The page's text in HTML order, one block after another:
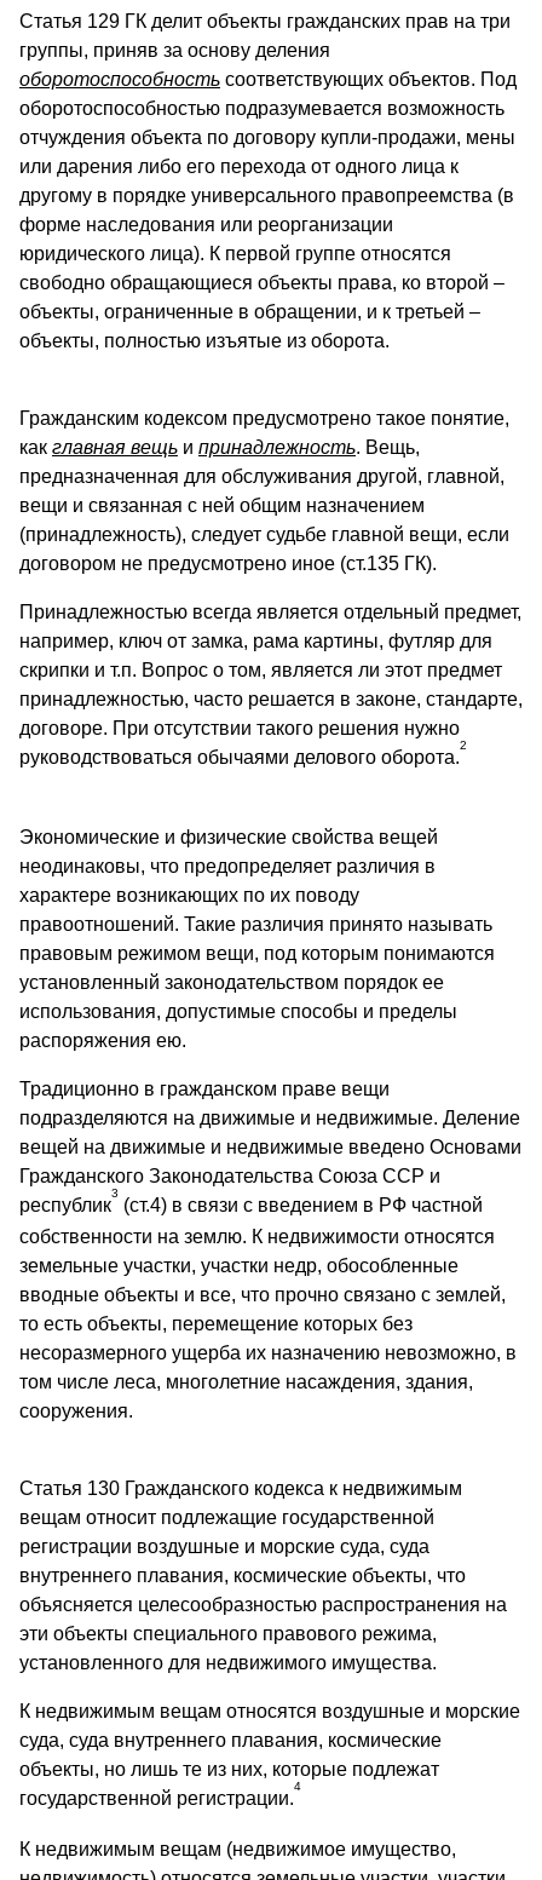
Статья 129 ГК делит объекты гражданских прав на три
группы, приняв за основу деления
оборотоспособность соответствующих объектов. Под
оборотоспособностью подразумевается возможность
отчуждения объекта по договору купли-продажи, мены
или дарения либо его перехода от одного лица к
другому в порядке универсального правопреемства (в
форме наследования или реорганизации
юридического лица). К первой группе относятся
свободно обращающиеся объекты права, ко второй –
объекты, ограниченные в обращении, и к третьей –
объекты, полностью изъятые из оборота.
Гражданским кодексом предусмотрено такое понятие,
как главная вещь и принадлежность. Вещь,
предназначенная для обслуживания другой, главной,
вещи и связанная с ней общим назначением
(принадлежность), следует судьбе главной вещи, если
договором не предусмотрено иное (ст.135 ГК).
Принадлежностью всегда является отдельный предмет,
например, ключ от замка, рама картины, футляр для
скрипки и т.п. Вопрос о том, является ли этот предмет
принадлежностью, часто решается в законе, стандарте,
договоре. При отсутствии такого решения нужно
руководствоваться обычаями делового оборота.
2
Экономические и физические свойства вещей
неодинаковы, что предопределяет различия в
характере возникающих по их поводу
правоотношений. Такие различия принято называть
правовым режимом вещи, под которым понимаются
установленный законодательством порядок ее
использования, допустимые способы и пределы
распоряжения ею.
Традиционно в гражданском праве вещи
подразделяются на движимые и недвижимые. Деление
вещей на движимые и недвижимые введено Основами
Гражданского Законодательства Союза ССР и
республик
3
(ст.4) в связи с введением в РФ частной
собственности на землю. К недвижимости относятся
земельные участки, участки недр, обособленные
вводные объекты и все, что прочно связано с землей,
то есть объекты, перемещение которых без
несоразмерного ущерба их назначению невозможно, в
том числе леса, многолетние насаждения, здания,
сооружения.
Статья 130 Гражданского кодекса к недвижимым
вещам относит подлежащие государственной
регистрации воздушные и морские суда, суда
внутреннего плавания, космические объекты, что
объясняется целесообразностью распространения на
эти объекты специального правового режима,
установленного для недвижимого имущества.
К недвижимым вещам относятся воздушные и морские
суда, суда внутреннего плавания, космические
объекты, но лишь те из них, которые подлежат
государственной регистрации.
4
К недвижимым вещам (недвижимое имущество,